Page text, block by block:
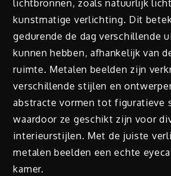
lichtbronnen, zoals natuurlijk
kunstmatige verlichting. Dit
gedurende de dag verschillende
kunnen hebben, afhankelijk van
ruimte. Metalen beelden zijn
verschillende stijlen en
abstracte vormen tot figuratieve
waardoor ze geschikt zijn voor
interieurstijlen. Met de juiste
metalen beelden een echte
kamer.